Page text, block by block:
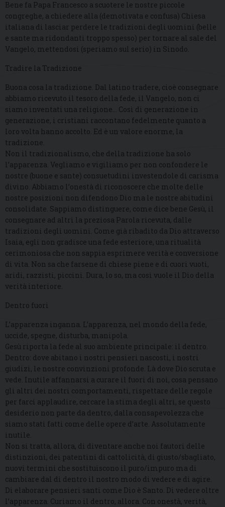
Bene fa Papa Francesco a scuotere le nostre piccole
congreghe, a chiedere alla (demotivata e confusa) Chiesa
italiana di lasciar perdere le tradizioni degli uomini (belle
e sante ma ridondanti troppo spesso) per tornare al sale del
Vangelo, mettendosi (speriamo sul serio) in Sinodo.
Tradire la Tradizione
Buona cosa la tradizione. Dal latino tradere, cioè consegnare
abbiamo ricevuto il tesoro della fede, il Vangelo, non ci
siamo inventati una religione… Così di generazione in
generazione, i cristiani raccontano fedelmente quanto a
loro volta hanno accolto. Ed è un valore enorme, la
tradizione.
Non il tradizionalismo, che della tradizione ha solo
l’apparenza. Vegliamo e vigiliamo per non confondere le
nostre (buone e sante) consuetudini investendole di carisma
divino. Abbiamo l’onestà di riconoscere che molte delle
nostre posizioni non difendono Dio ma le nostre abitudini
consolidate. Sappiamo distinguere, come dice bene Gesù, il
consegnare ad altri la preziosa Parola ricevuta, dalle
tradizioni degli uomini. Come già ribadito da Dio attraverso
Isaia, egli non gradisce una fede esteriore, una ritualità
cerimoniosa che non sappia esprimere verità e conversione
di vita. Non sa che farsene di chiese piene e di cuori vuoti,
aridi, razzisti, piccini. Dura, lo so, ma così vuole il Dio della
verità interiore.
Dentro fuori
L’apparenza inganna. L’apparenza, nel mondo della fede,
uccide, spegne, disturba, manipola.
Gesù riporta la fede al suo ambiente principale: il dentro.
Dentro: dove abitano i nostri pensieri nascosti, i nostri
giudizi, le nostre convinzioni profonde. Là dove Dio scruta e
vede. Inutile affannarsi a curare il fuori di noi, cosa pensano
gli altri dei nostri comportamenti, rispettare delle regole
per farci applaudire, cercare la stima degli altri, se questo
desiderio non parte da dentro, dalla consapevolezza che
siamo stati fatti come delle opere d’arte. Assolutamente
inutile.
Non si tratta, allora, di diventare anche noi fautori delle
distinzioni, dei patentini di cattolicità, di giusto/sbagliato,
nuovi termini che sostituiscono il puro/impuro ma di
cambiare dal di dentro il nostro modo di vedere e di agire.
Di elaborare pensieri santi come Dio è Santo. Di vedere oltre
l’apparenza. Curiamo il dentro, allora. Con onestà, verità,